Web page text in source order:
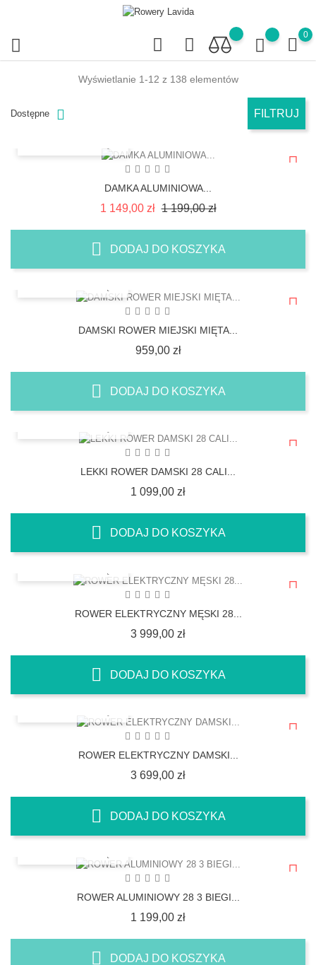
0
Dostępne FILTRUJ
Wyświetlanie 1-12 z 138 elementów
DAMKA ALUMINIOWA...
1 149,00 zł Cena
1 199,00 złCena
DODAJ DO KOSZYKA
DAMSKI ROWER MIEJSKI MIĘTA...
959,00 złCena
DODAJ DO KOSZYKA
LEKKI ROWER DAMSKI 28 CALI...
1 099,00 złCena
DODAJ DO KOSZYKA
ROWER ELEKTRYCZNY MĘSKI 28...
3 999,00 złCena
DODAJ DO KOSZYKA
ROWER ELEKTRYCZNY DAMSKI...
3 699,00 złCena
DODAJ DO KOSZYKA
ROWER ALUMINIOWY 28 3 BIEGI...
1 199,00 złCena
DODAJ DO KOSZYKA